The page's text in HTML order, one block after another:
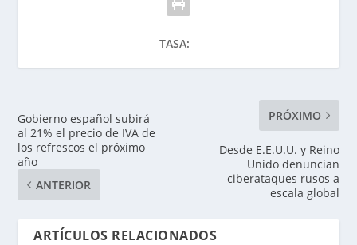
TASA:
Gobierno español subirá
al 21% el precio de IVA de
los refrescos el próximo
año
ANTERIOR
PRÓXIMO
Desde E.E.U.U. y Reino
Unido denuncian
ciberataques rusos a
escala global
ARTÍCULOS RELACIONADOS